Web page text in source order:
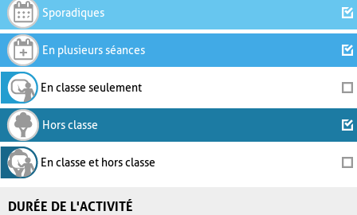
Sporadiques
En plusieurs séances
En classe seulement
Hors classe
En classe et hors classe
DURÉE DE L'ACTIVITÉ